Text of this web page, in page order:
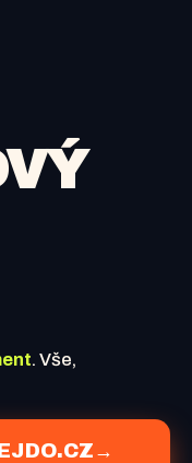
. Vše,
→